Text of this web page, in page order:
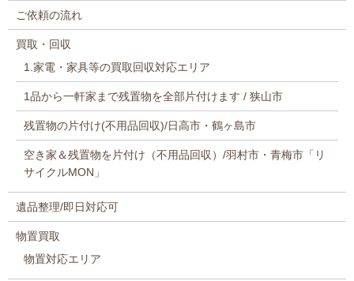
ご依頼の流れ
買取・回収
1.家電・家具等の買取回収対応エリア
1品から一軒家まで残置物を全部片付けます / 狭山市
残置物の片付け(不用品回収)/日高市・鶴ヶ島市
空き家＆残置物を片付け（不用品回収）/羽村市・青梅市「リ
サイクルMON」
遺品整理/即日対応可
物置買取
物置対応エリア